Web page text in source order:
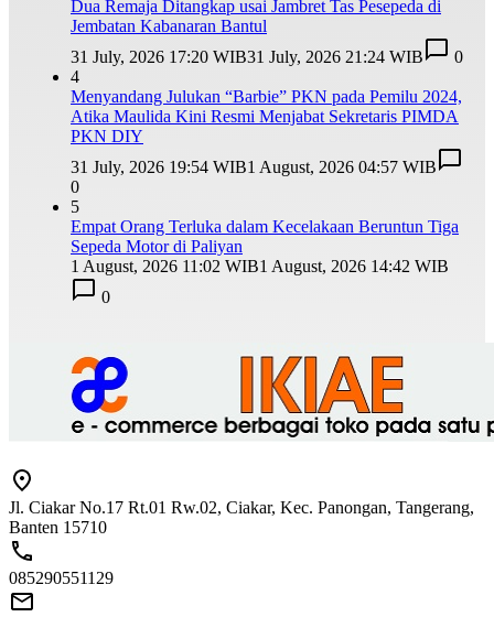
Dua Remaja Ditangkap usai Jambret Tas Pesepeda di
Jembatan Kabanaran Bantul
31 July, 2026 17:20 WIB31 July, 2026 21:24 WIB
0
4
Menyandang Julukan “Barbie” PKN pada Pemilu 2024,
Atika Maulida Kini Resmi Menjabat Sekretaris PIMDA
PKN DIY
31 July, 2026 19:54 WIB1 August, 2026 04:57 WIB
0
5
Empat Orang Terluka dalam Kecelakaan Beruntun Tiga
Sepeda Motor di Paliyan
1 August, 2026 11:02 WIB1 August, 2026 14:42 WIB
0
Jl. Ciakar No.17 Rt.01 Rw.02, Ciakar, Kec. Panongan, Tangerang,
Banten 15710
085290551129